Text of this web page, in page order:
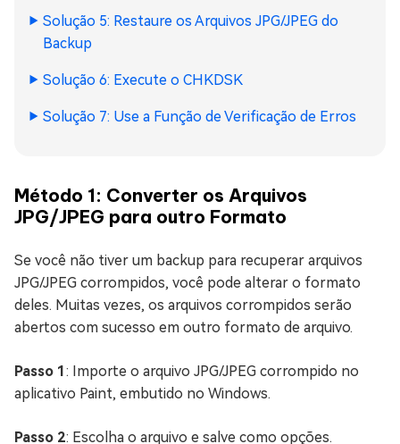
Solução 5: Restaure os Arquivos JPG/JPEG do
Backup
Solução 6: Execute o CHKDSK
Solução 7: Use a Função de Verificação de Erros
Método 1: Converter os Arquivos
JPG/JPEG para outro Formato
Se você não tiver um backup para recuperar arquivos
JPG/JPEG corrompidos, você pode alterar o formato
deles. Muitas vezes, os arquivos corrompidos serão
abertos com sucesso em outro formato de arquivo.
Passo 1: Importe o arquivo JPG/JPEG corrompido no
aplicativo Paint, embutido no Windows.
Passo 2: Escolha o arquivo e salve como opções.